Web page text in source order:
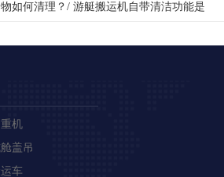
如何清理？/ 游艇搬运机自带清洁功能是
机
盖吊
车